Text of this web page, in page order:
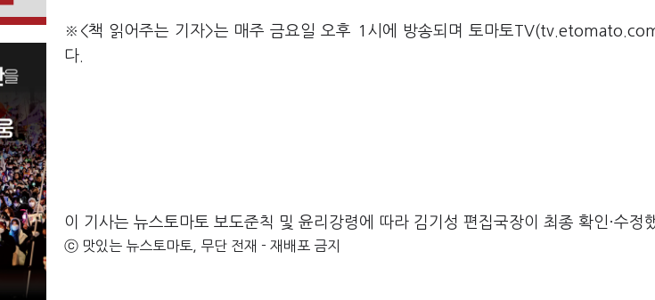
※<책 읽어주는 기자>는 매주 금요일 오후 1시에 방송되며 토마토
다.
이 기사는 뉴스토마토 보도준칙 및 윤리강령에 따라 김기성 편집국장이 최종 확인·수정
ⓒ 맛있는 뉴스토마토, 무단 전재 - 재배포 금지